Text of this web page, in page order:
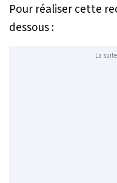
Pour réaliser cette
dessous :
La